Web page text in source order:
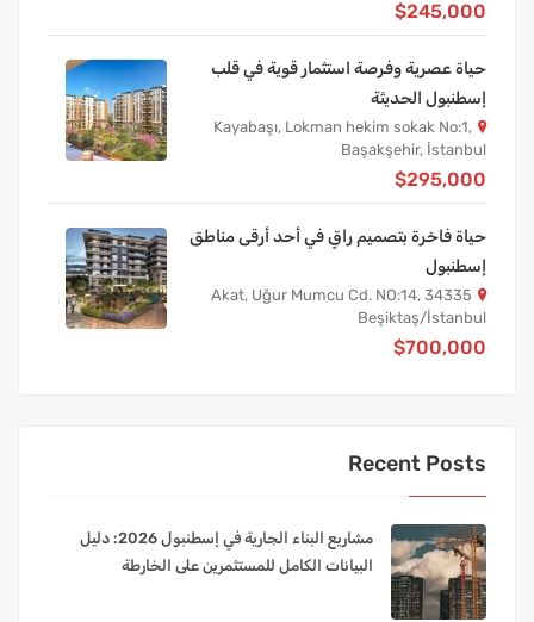
$245,000
حياة عصرية وفرصة استثمار قوية في قلب
إسطنبول الحديثة
Kayabaşı, Lokman hekim sokak No:1,
Başakşehir, İstanbul
$295,000
حياة فاخرة بتصميم راقٍ في أحد أرقى مناطق
إسطنبول
Akat, Uğur Mumcu Cd. NO:14, 34335
Beşiktaş/İstanbul
$700,000
Recent Posts
مشاريع البناء الجارية في إسطنبول 2026: دليل
البيانات الكامل للمستثمرين على الخارطة